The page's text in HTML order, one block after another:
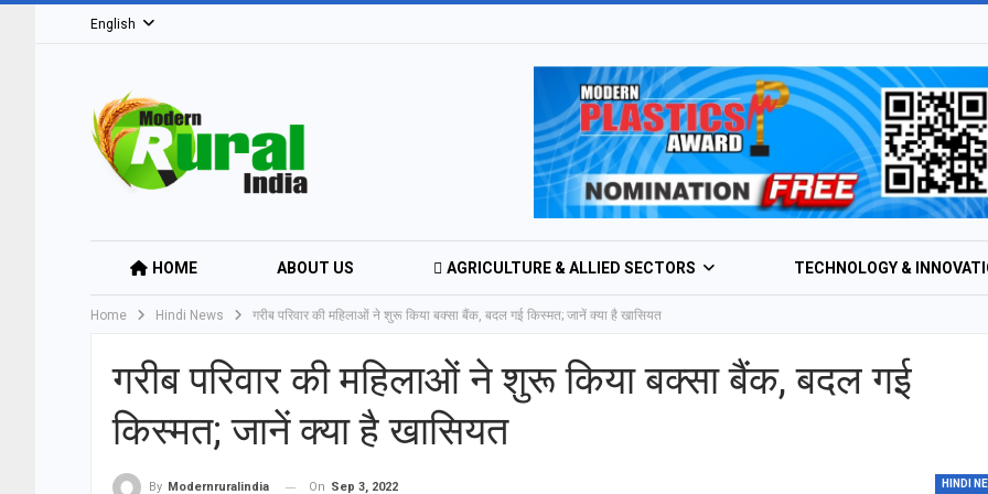
English
HOME ABOUT US AGRICULTURE & ALLIED SECTORS TECHNOLOGY &
EDUCATION & SKILL DEVELOPMENT RURAL ECONOMY & ENTERPRISES
TOURISM & ECO-VILLAGES
Home Hindi News गरीब परिवार की महिलाओं ने शुरू किया बक्सा बैंक, बदल गई किस्मत; जानें क्या है खासियत
गरीब परिवार की महिलाओं ने शुरू किया बक्सा बैंक, बदल गई
किस्मत; जानें क्या है खासियत
HINDI
By Modernruralindia On Sep 3, 2022